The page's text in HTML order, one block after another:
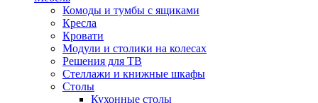
Комоды и тумбы с ящиками
Кресла
Кровати
Модули и столики на колесах
Решения для ТВ
Стеллажи и книжные шкафы
Столы
Кухонные столы